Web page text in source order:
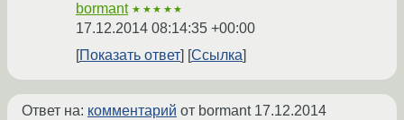
bormant ★★★★★
17.12.2014 08:14:35 +00:00
Показать ответ
Ссылка
Ответ на: комментарий от bormant 17.12.2014